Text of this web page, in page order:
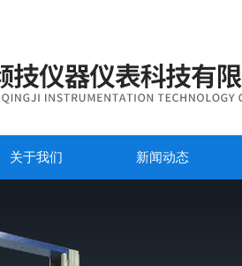
关于我们 新闻动态